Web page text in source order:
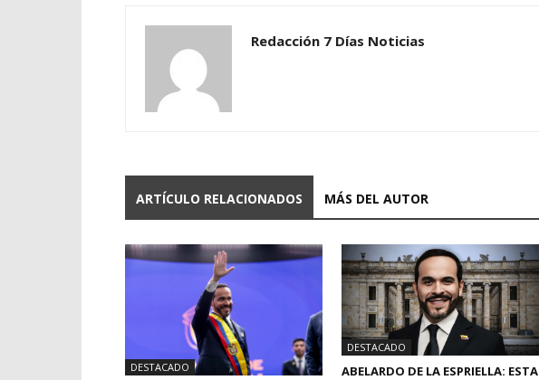
Redacción 7 Días Noticias
ARTÍCULO RELACIONADOS MÁS DEL AUTOR
DESTACADO
DESTACADO
ABELARDO DE LA ESPRIELLA: ESTA